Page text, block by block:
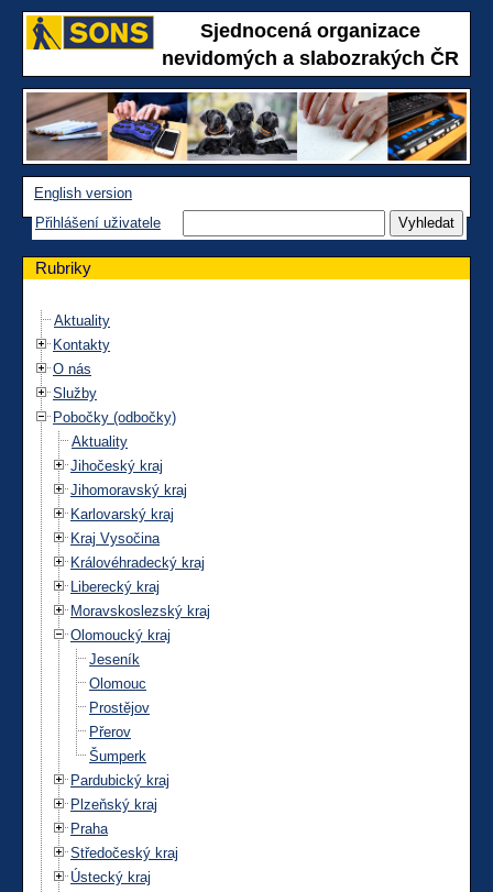
Sjednocená organizace
nevidomých a slabozrakých ČR
English version
Přihlášení uživatele
Rubriky
Aktuality
Kontakty
O nás
Služby
Pobočky (odbočky)
Aktuality
Jihočeský kraj
Jihomoravský kraj
Karlovarský kraj
Kraj Vysočina
Královéhradecký kraj
Liberecký kraj
Moravskoslezský kraj
Olomoucký kraj
Jeseník
Olomouc
Prostějov
Přerov
Šumperk
Pardubický kraj
Plzeňský kraj
Praha
Středočeský kraj
Ústecký kraj